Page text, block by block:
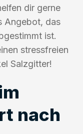
dir gerne
Angebot, das
ist.
stressfreien
Salzgitter!
nach